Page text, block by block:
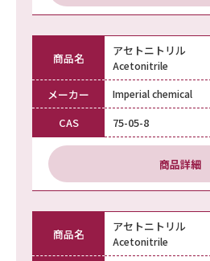
商品名 アセトニトリル
Acetonitrile
メーカー Imperial chemical
CAS 75-05-8
商品詳細
商品名 アセトニトリル
Acetonitrile